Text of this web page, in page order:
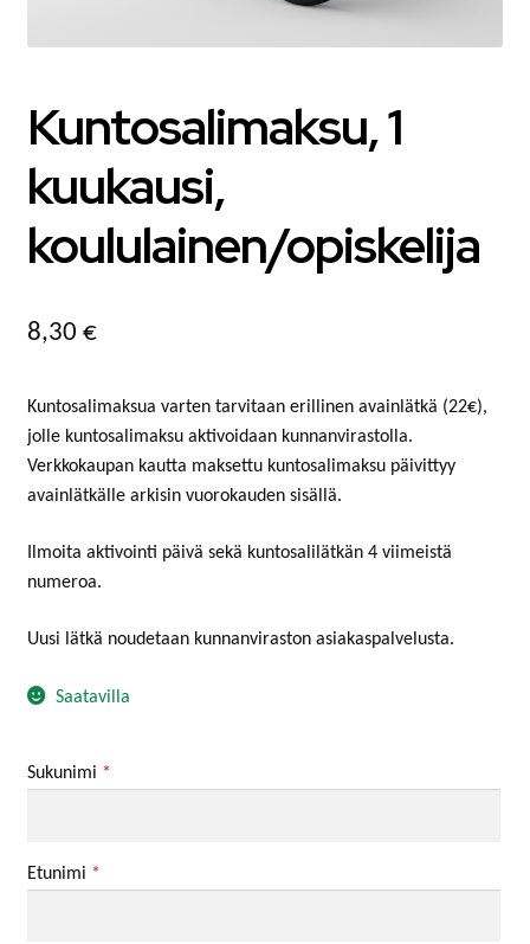
AUTOPAIKAT
TOIMISTO- JA VIRANOMAISPALVELUT
LIITTYMISMAKSUT
TONTIT
MUUT
Kuntosalimaksu, 1
kuukausi,
koululainen/opiskelija
8,30 €
Kuntosalimaksua varten tarvitaan erillinen avainlätkä (22€),
jolle kuntosalimaksu aktivoidaan kunnanvirastolla.
Verkkokaupan kautta maksettu kuntosalimaksu päivittyy
avainlätkälle arkisin vuorokauden sisällä.
Ilmoita aktivointi päivä sekä kuntosalilätkän 4 viimeistä
numeroa.
Uusi lätkä noudetaan kunnanviraston asiakaspalvelusta.
Saatavilla
Sukunimi *
Etunimi *